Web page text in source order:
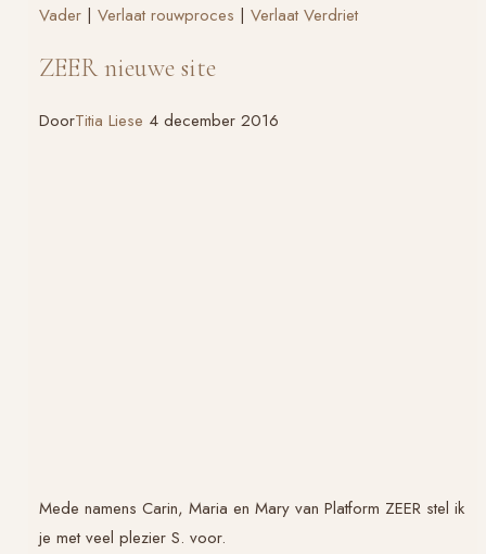
Vader | Verlaat rouwproces | Verlaat Verdriet
ZEER nieuwe site
DoorTitia Liese 4 december 2016
Mede namens Carin, Maria en Mary van Platform ZEER stel ik
je met veel plezier S. voor.